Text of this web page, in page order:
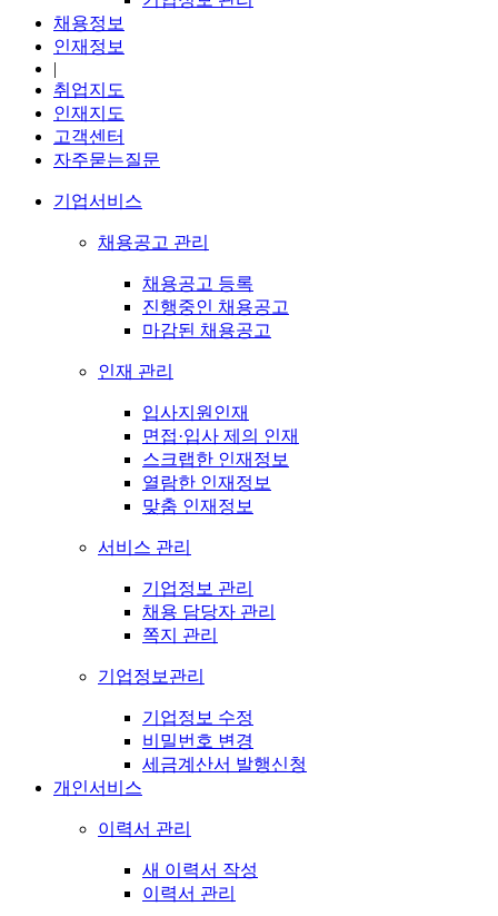
채용정보
인재정보
|
취업지도
인재지도
고객센터
자주묻는질문
기업서비스
채용공고 관리
채용공고 등록
진행중인 채용공고
마감된 채용공고
인재 관리
입사지원인재
면접·입사 제의 인재
스크랩한 인재정보
열람한 인재정보
맞춤 인재정보
서비스 관리
기업정보 관리
채용 담당자 관리
쪽지 관리
기업정보관리
기업정보 수정
비밀번호 변경
세금계산서 발행신청
개인서비스
이력서 관리
새 이력서 작성
이력서 관리